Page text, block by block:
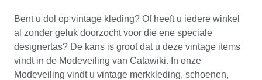
Bent u dol op vintage kleding? Of heeft u iedere winkel
al zonder geluk doorzocht voor die ene speciale
designertas? De kans is groot dat u deze vintage items
vindt in de Modeveiling van Catawiki. In onze
Modeveiling vindt u vintage merkkleding, schoenen,